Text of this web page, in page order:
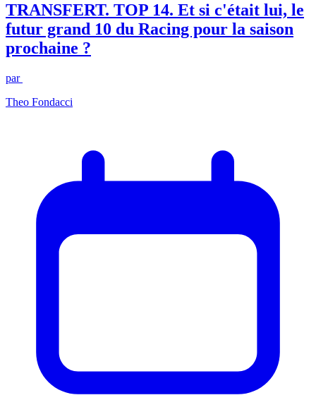
TRANSFERT. TOP 14. Et si c'était lui, le
futur grand 10 du Racing pour la saison
prochaine ?
par
Theo Fondacci